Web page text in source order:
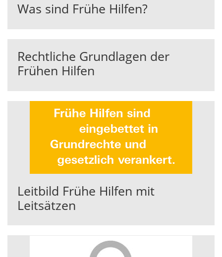
Was sind Frühe Hilfen?
Rechtliche Grundlagen der
Frühen Hilfen
Leitbild Frühe Hilfen mit
Leitsätzen